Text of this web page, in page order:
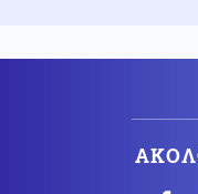
Μήλος:
έδωσε ο